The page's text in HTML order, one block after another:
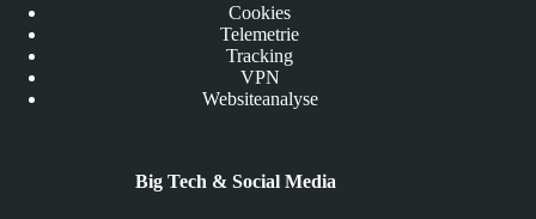
Cookies
Telemetrie
Tracking
VPN
Websiteanalyse
Big Tech & Social Media